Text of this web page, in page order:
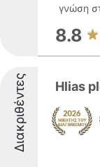
γνώση
8.8
Διακριθέντες Hlias